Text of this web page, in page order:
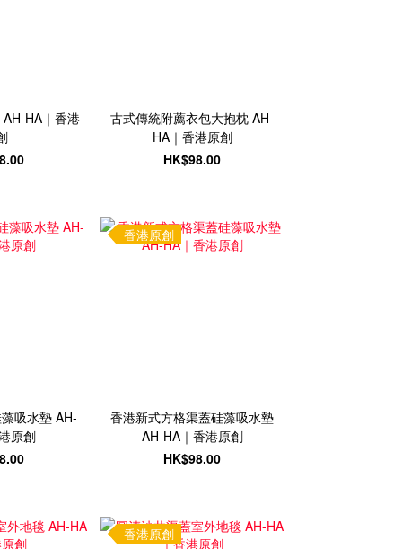
HA｜香港
古式傳統附薦衣包大抱枕 AH-
HA｜香港原創
HK$98.00
吸水墊 AH-
原創
香港原創
香港新式方格渠蓋硅藻吸水墊
AH-HA｜香港原創
HK$98.00
香港原創